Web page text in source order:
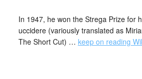
In 1947, he won the Strega Prize for
uccidere (variously translated as
The Short Cut) … keep on reading